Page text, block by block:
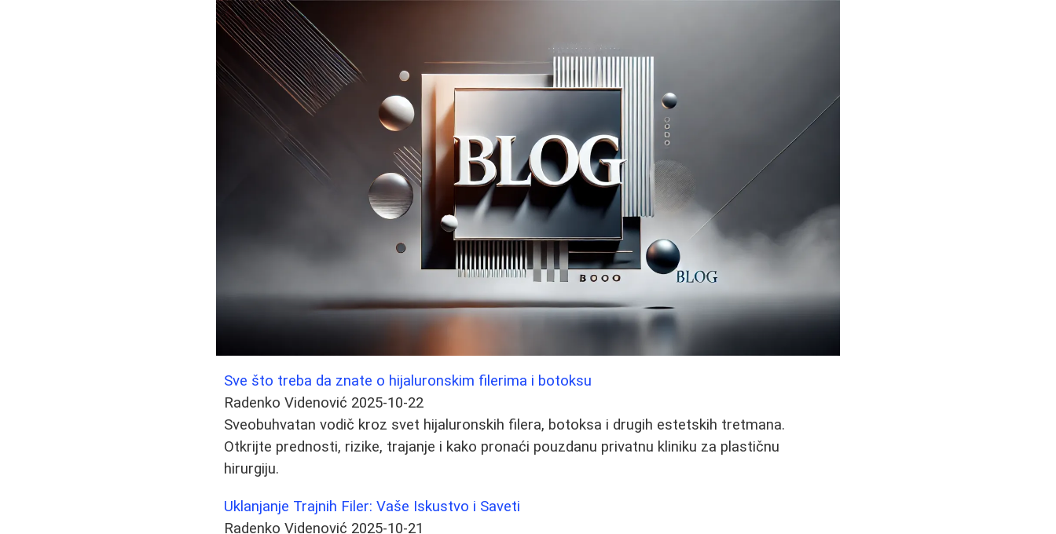
Sve što treba da znate o hijaluronskim filerima i botoksu
Radenko Videnović 2025-10-22
Sveobuhvatan vodič kroz svet hijaluronskih filera, botoksa i drugih estetskih tretmana.
Otkrijte prednosti, rizike, trajanje i kako pronaći pouzdanu privatnu kliniku za plastičnu
hirurgiju.
Uklanjanje Trajnih Filer: Vaše Iskustvo i Saveti
Radenko Videnović 2025-10-21